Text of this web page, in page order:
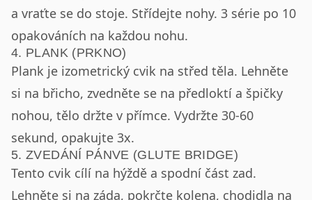
a vraťte se do stoje. Střídejte nohy. 3 série po 10
opakováních na každou nohu.
4. PLANK (PRKNO)
Plank je izometrický cvik na střed těla. Lehněte
si na břicho, zvedněte se na předloktí a špičky
nohou, tělo držte v přímce. Vydržte 30-60
sekund, opakujte 3x.
5. ZVEDÁNÍ PÁNVE (GLUTE BRIDGE)
Tento cvik cílí na hýždě a spodní část zad.
Lehněte si na záda, pokrčte kolena, chodidla na